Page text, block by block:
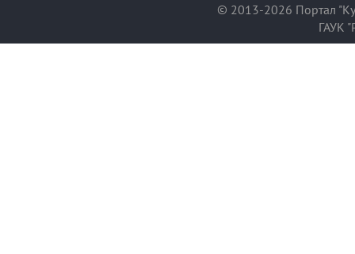
© 2013-2026 Портал
ГАУК